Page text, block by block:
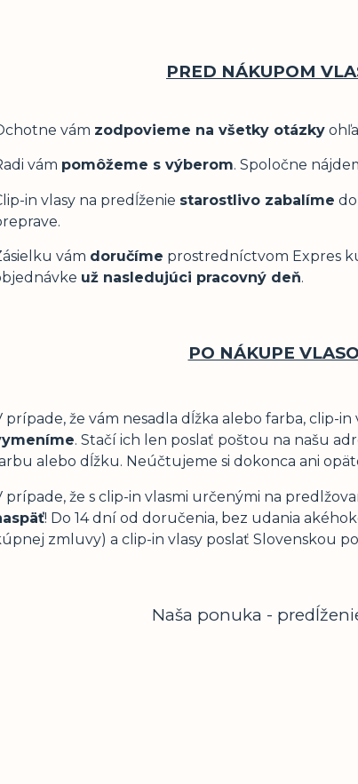
PRED NÁKUPOM
vám zodpovieme na všetky otázky
vám pomôžeme s výberom. Spoločne
in vlasy na predĺženie starostlivo zabalíme
vám doručíme prostredníctvom Expres
už nasledujúci pracovný deň.
PO NÁKUPE
prípade, že vám nesadla dĺžka alebo farba, clip-
. Stačí ich len poslať poštou na našu
alebo dĺžku. Neúčtujeme si dokonca ani
prípade, že s clip-in vlasmi určenými na
! Do 14 dní od doručenia, bez udania
zmluvy) a clip-in vlasy poslať Slovenskou
Naša ponuka -